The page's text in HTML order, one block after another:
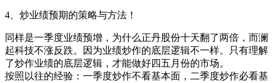
4、炒业绩预期的策略与方法！
同样是一季度业绩预增，为什么正丹股份十天翻了两倍，而澜
起科技不涨反跌。因为业绩炒作的底层逻辑不一样。只有理解
了炒作业绩的底层逻辑，才能做好四五月份的市场。
按照以往的经验：一季度炒作不看基本面，二季度炒作必看基